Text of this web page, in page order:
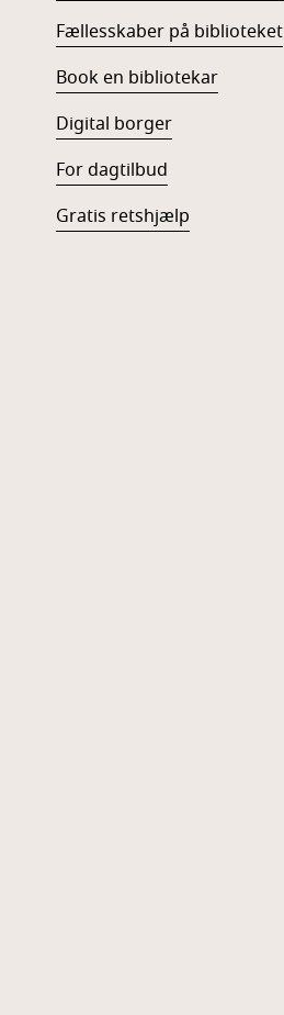
Fællesskaber på biblioteket
Book en bibliotekar
Digital borger
For dagtilbud
Gratis retshjælp